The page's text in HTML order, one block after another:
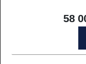
58